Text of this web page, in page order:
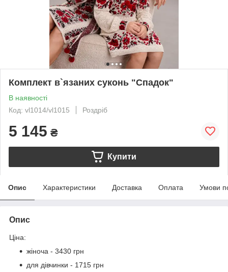
Комплект в`язаних суконь "Спадок"
В наявності
Код: vl1014/vl1015
Роздріб
5 145 ₴
Купити
Опис Характеристики Доставка Оплата Умови
Опис
Ціна:
жіноча - 3430 грн
для дівчинки - 1715 грн